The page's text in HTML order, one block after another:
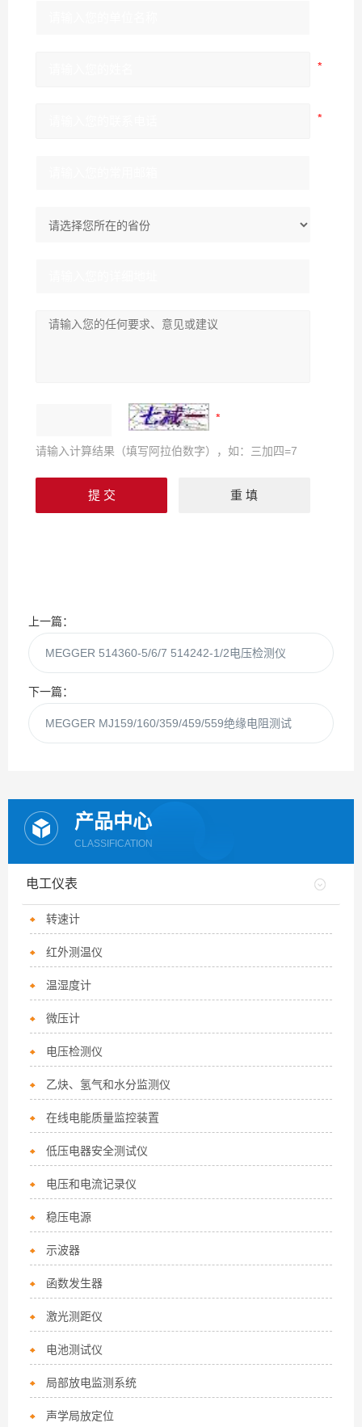
请输入计算结果（填写阿拉伯数字），如：三加四=7
上一篇：
MEGGER 514360-5/6/7 514242-1/2电压检测仪
下一篇：
MEGGER MJ159/160/359/459/559绝缘电阻测试
产品中心
CLASSIFICATION
电工仪表
转速计
红外测温仪
温湿度计
微压计
电压检测仪
乙炔、氢气和水分监测仪
在线电能质量监控装置
低压电器安全测试仪
电压和电流记录仪
稳压电源
示波器
函数发生器
激光测距仪
电池测试仪
局部放电监测系统
声学局放定位